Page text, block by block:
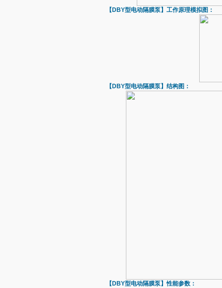
【DBY型电动隔膜泵】工作原理模拟图：
【DBY型电动隔膜泵】结构图：
【DBY型电动隔膜泵】性能参数：